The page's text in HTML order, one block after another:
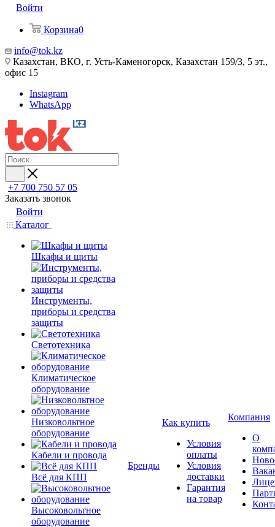
Войти
Корзина0
info@tok.kz
Казахстан, ВКО, г. Усть-Каменогорск, Казахстан 159/3, 5 эт.,
офис 15
Instagram
WhatsApp
+7 700 750 57 05
Заказать звонок
Войти
Каталог
Шкафы и щиты
Инструменты,
приборы и средства
защиты
Светотехника
Климатическое
оборудование
Низковольтное
оборудование
Кабели и провода
Всё для КПП
Высоковольтное
оборудование
Бренды
Как купить
Условия
оплаты
Условия
доставки
Гарантия
на товар
Компания
О